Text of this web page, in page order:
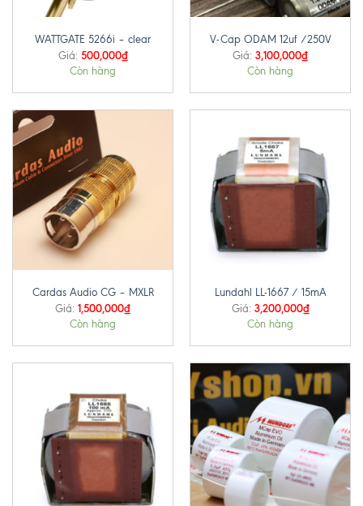
WATTGATE 5266i – clear
Giá: 500,000₫
Còn hàng
V-Cap ODAM 12uf /250V
Giá: 3,100,000₫
Còn hàng
Cardas Audio CG – MXLR
Giá: 1,500,000₫
Còn hàng
Lundahl LL-1667 / 15mA
Giá: 3,200,000₫
Còn hàng